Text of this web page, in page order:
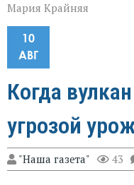
Мария Крайняя
10
АВГ
Когда
угрозой
"Наша газета" 43